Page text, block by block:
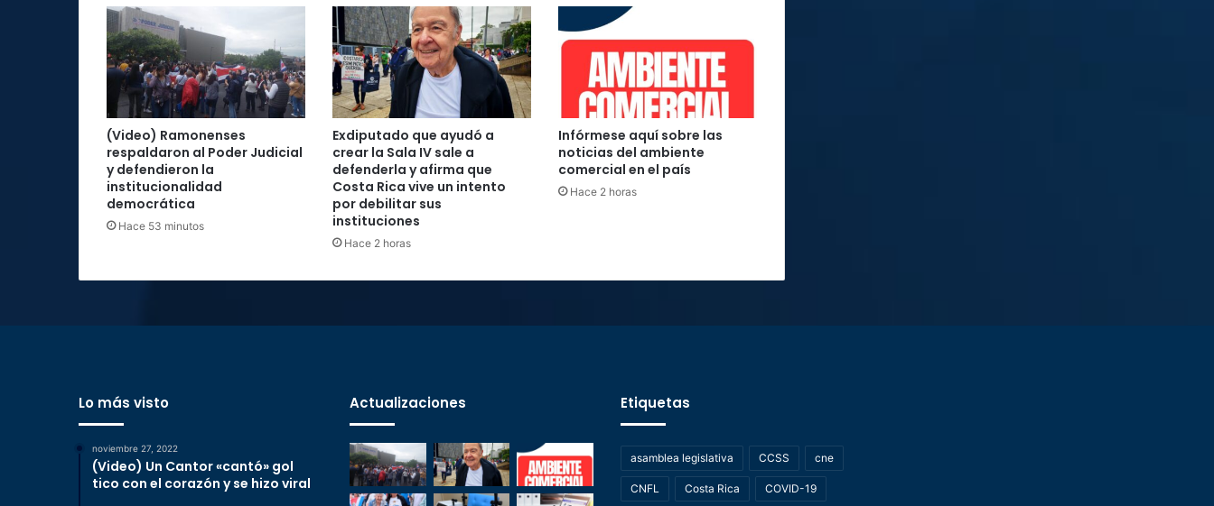
(Video) Ramonenses
respaldaron al Poder Judicial
y defendieron la
institucionalidad
democrática
Hace 53 minutos
Exdiputado que ayudó a
crear la Sala IV sale a
defenderla y afirma que
Costa Rica vive un intento
por debilitar sus
instituciones
Hace 2 horas
Infórmese aquí sobre las
noticias del ambiente
comercial en el país
Hace 2 horas
Lo más visto
noviembre 27, 2022
(Video) Un Cantor «cantó» gol
tico con el corazón y se hizo viral
Actualizaciones Etiquetas
asamblea legislativa CCSS cne
CNFL Costa Rica COVID-19